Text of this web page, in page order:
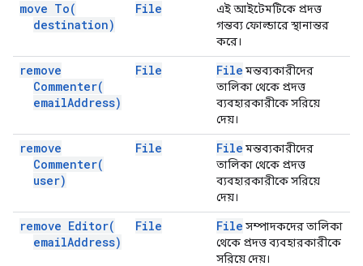
move To(
destination)
File
এই আইটেমটিকে প্রদত্ত
গন্তব্য ফোল্ডারে স্থানান্তর
করে।
remove
Commenter(
emailAddress)
File File মন্তব্যকারীদের
তালিকা থেকে প্রদত্ত
ব্যবহারকারীকে সরিয়ে
দেয়।
remove
Commenter(
user)
File File মন্তব্যকারীদের
তালিকা থেকে প্রদত্ত
ব্যবহারকারীকে সরিয়ে
দেয়।
remove Editor(
emailAddress)
File File সম্পাদকদের তালিকা
থেকে প্রদত্ত ব্যবহারকারীকে
সরিয়ে দেয়।